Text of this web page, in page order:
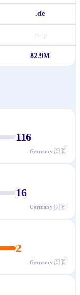
.de
—
82.9M
116
Germany 🇩🇪
16
Germany 🇩🇪
2
Germany 🇩🇪